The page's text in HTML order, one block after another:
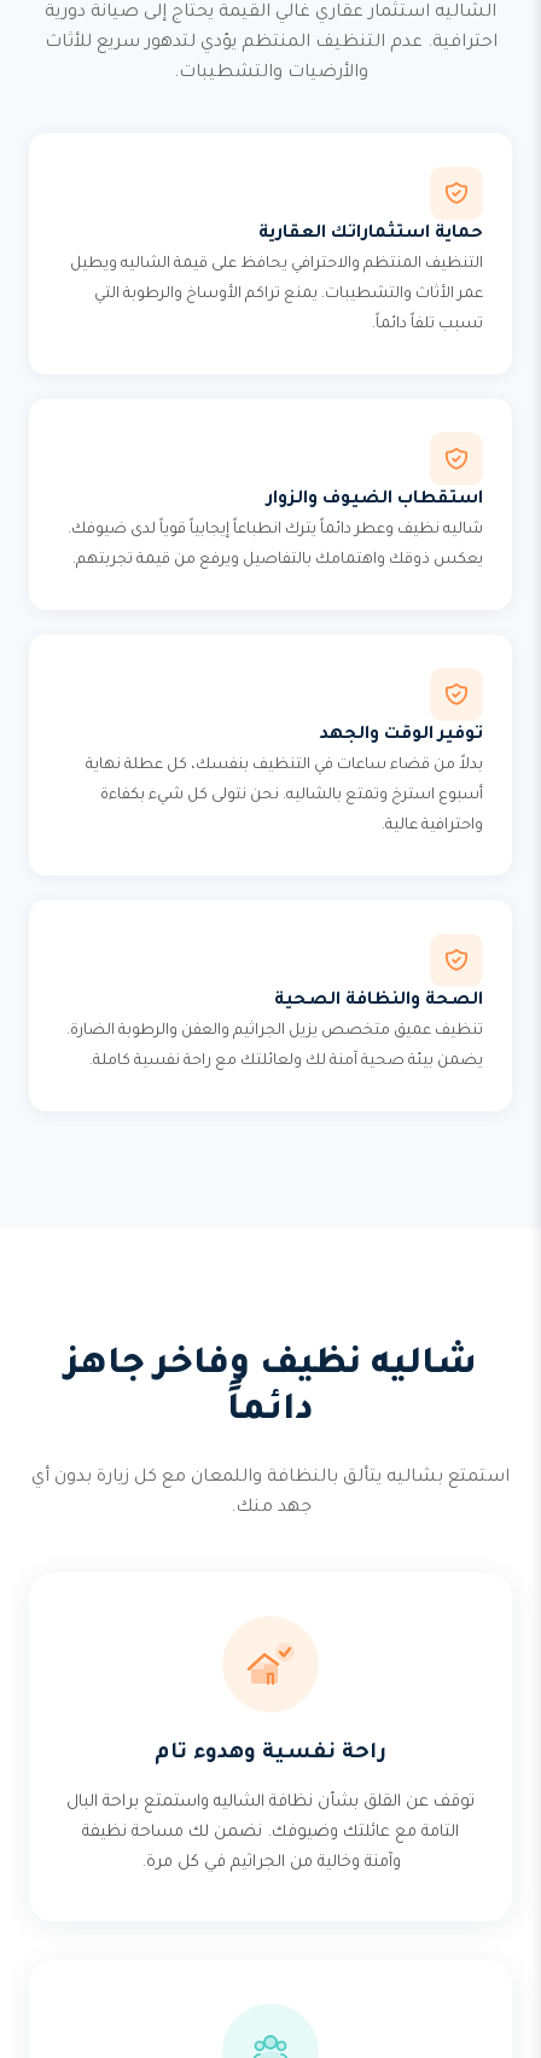
الشاليه استثمار عقاري غالي القيمة يحتاج إلى صيانة دورية
احترافية. عدم التنظيف المنتظم يؤدي لتدهور سريع للأثاث
والأرضيات والتشطيبات.
حماية استثماراتك العقارية
التنظيف المنتظم والاحترافي يحافظ على قيمة الشاليه ويطيل
عمر الأثاث والتشطيبات. يمنع تراكم الأوساخ والرطوبة التي
تسبب تلفاً دائماً.
استقطاب الضيوف والزوار
شاليه نظيف وعطر دائماً يترك انطباعاً إيجابياً قوياً لدى ضيوفك.
يعكس ذوقك واهتمامك بالتفاصيل ويرفع من قيمة تجربتهم.
توفير الوقت والجهد
بدلاً من قضاء ساعات في التنظيف بنفسك، كل عطلة نهاية
أسبوع استرخ وتمتع بالشاليه. نحن نتولى كل شيء بكفاءة
واحترافية عالية.
الصحة والنظافة الصحية
تنظيف عميق متخصص يزيل الجراثيم والعفن والرطوبة الضارة.
يضمن بيئة صحية آمنة لك ولعائلتك مع راحة نفسية كاملة.
شاليه نظيف وفاخر جاهز
دائماً
استمتع بشاليه يتألق بالنظافة واللمعان مع كل زيارة بدون أي
جهد منك.
راحة نفسية وهدوء تام
توقف عن القلق بشأن نظافة الشاليه واستمتع براحة البال
التامة مع عائلتك وضيوفك. نضمن لك مساحة نظيفة
وآمنة وخالية من الجراثيم في كل مرة.